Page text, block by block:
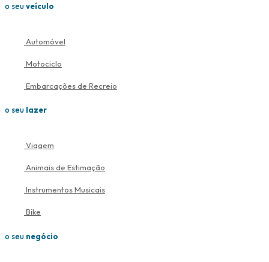
o seuveículo
Automóvel
Motociclo
Embarcações de Recreio
o seu lazer
Viagem
Animais de Estimação
Instrumentos Musicais
Bike
o seu negócio